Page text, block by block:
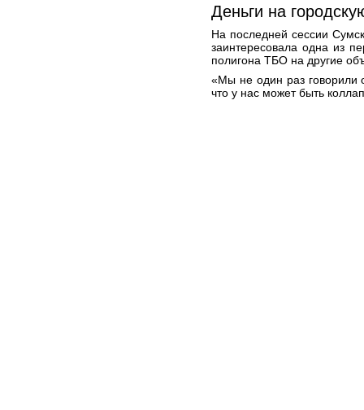
Деньги на
На последней сессии
заинтересовала одна из
полигона ТБО на другие
«Мы не один раз говорили
что у нас может быть